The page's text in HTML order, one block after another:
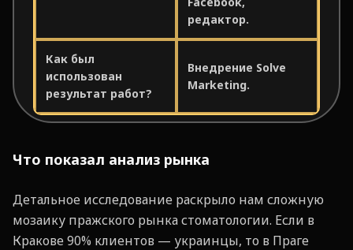
редактор.
Как был
использован
результат работ?
Внедрение Solve
Marketing.
Что показал анализ рынка
Детальное исследование раскрыло нам сложную
мозаику пражского рынка стоматологии. Если в
Кракове 90% клиентов — украинцы, то в Праге